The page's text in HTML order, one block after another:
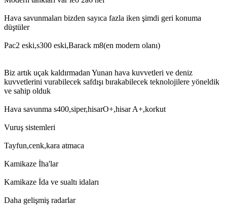
Hava savunmaları bizden sayıca fazla iken şimdi geri konuma
düştüler
Pac2 eski,s300 eski,Barack m8(en modern olanı)
Biz artık uçak kaldırmadan Yunan hava kuvvetleri ve deniz
kuvvetlerini vurabilecek safdışı bırakabilecek teknolojilere yöneldik
ve sahip olduk
Hava savunma s400,siper,hisarO+,hisar A+,korkut
Vuruş sistemleri
Tayfun,cenk,kara atmaca
Kamikaze İha'lar
Kamikaze İda ve sualtı idaları
Daha gelişmiş radarlar